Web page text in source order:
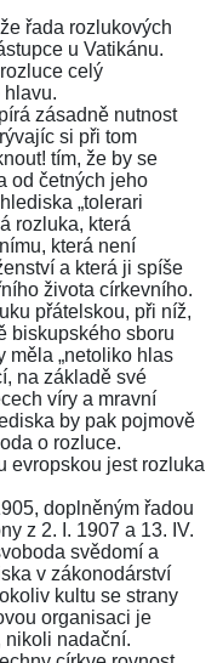
řada rozlukových
u Vatikánu.
celý
hlavu.
zásadně nutnost
si při tom
tím, že by se
od četných jeho
„tolerari
rozluka, která
která není
a která ji spíše
života církevního.
přátelskou, při níž,
biskupského sboru
měla „netoliko hlas
na základě své
víry a mravní
by pak pojmově
o rozluce.
evropskou jest rozluka
doplněným řadou
z 2. I. 1907 a 13. IV.
svědomí a
v zákonodárství
kultu se strany
organisaci je
nikoli nadační.